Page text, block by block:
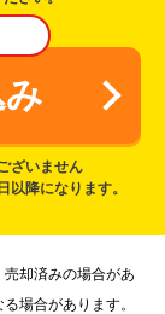
ざいません
降になります。
却済みの場合があ
場合があります。